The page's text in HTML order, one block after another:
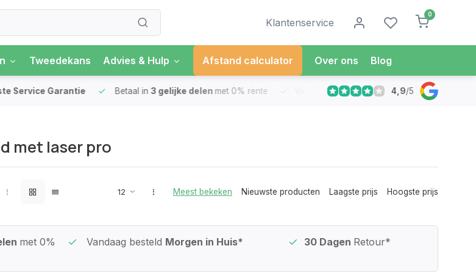
Klantenservice
0
Tweedekans Advies & Hulp Afstand calculator Over ons Blog
Garantie Betaal in 3 gelijke delen met 0% rente Vandaag besteldMorgen in Huis*
4,9/5
met laser pro
Meest bekeken Nieuwste producten Laagste prijs Hoogste prijs
met 0%
Vandaag besteld Morgen in Huis* 30 Dagen Retour*